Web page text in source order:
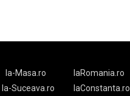
la-Masa.ro
la-Suceava.ro
laRomania.ro
laConstanta.ro